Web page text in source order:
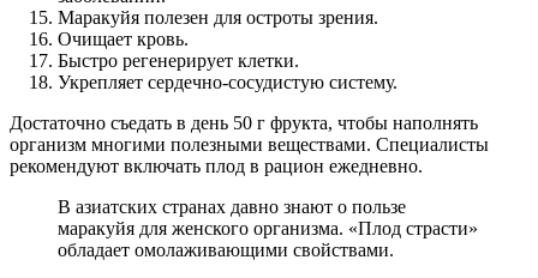
Маракуйя полезен для остроты зрения.
Очищает кровь.
Быстро регенерирует клетки.
Укрепляет сердечно-сосудистую систему.
Достаточно съедать в день 50 г фрукта, чтобы наполнять
организм многими полезными веществами. Специалисты
рекомендуют включать плод в рацион ежедневно.
В азиатских странах давно знают о пользе
маракуйя для женского организма. «Плод страсти»
обладает омолаживающими свойствами.